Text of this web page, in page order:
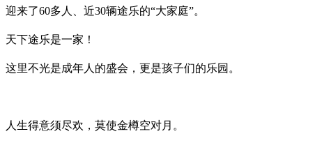
迎来了60多人、近30辆途乐的“大家庭”。
天下途乐是一家！
这里不光是成年人的盛会，更是孩子们的乐园。
人生得意须尽欢，莫使金樽空对月。